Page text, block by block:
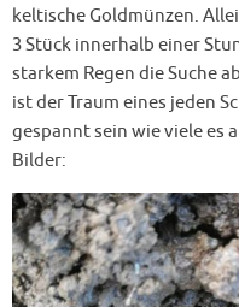
keltische Goldmünzen.
3 Stück innerhalb einer
starkem Regen die Suche
ist der Traum eines jeden
gespannt sein wie viele es
Bilder: